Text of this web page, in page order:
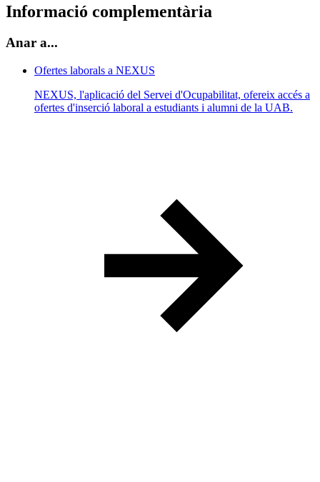
Informació complementària
Anar a...
Ofertes laborals a NEXUS
NEXUS, l'aplicació del Servei d'Ocupabilitat, ofereix accés a
ofertes d'inserció laboral a estudiants i alumni de la UAB.